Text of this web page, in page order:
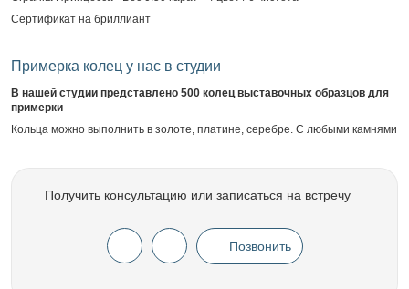
Сертификат на бриллиант
Примерка колец у нас в студии
В нашей студии представлено 500 колец выставочных образцов для
примерки
Кольца можно выполнить в золоте, платине, серебре. С любыми камнями
Получить консультацию или записаться на встречу
Позвонить